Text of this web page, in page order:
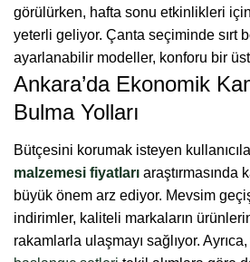
görülürken, hafta sonu etkinlikleri
yeterli geliyor. Çanta seçiminde sırt
ayarlanabilir modeller, konforu bir
Ankara’da Ekonomik
Bulma Yolları
Bütçesini korumak isteyen
malzemesi fiyatları araştırmasında
büyük önem arz ediyor. Mevsim
indirimler, kaliteli markaların
rakamlarla ulaşmayı sağlıyor.